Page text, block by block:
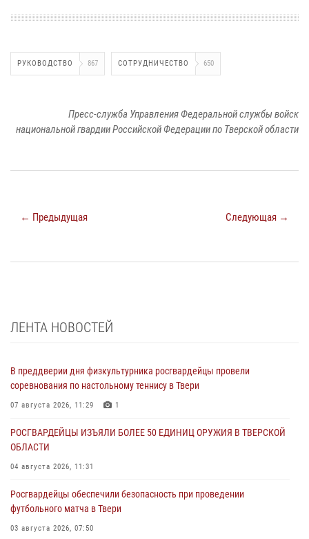
РУКОВОДСТВО 867 СОТРУДНИЧЕСТВО 650
Пресс-служба Управления Федеральной службы войск
национальной гвардии Российской Федерации по Тверской области
← Предыдущая Следующая →
ЛЕНТА НОВОСТЕЙ
В преддверии дня физкультурника росгвардейцы провели
соревнования по настольному теннису в Твери
07 августа 2026, 11:29 1
РОСГВАРДЕЙЦЫ ИЗЪЯЛИ БОЛЕЕ 50 ЕДИНИЦ ОРУЖИЯ В ТВЕРСКОЙ
ОБЛАСТИ
04 августа 2026, 11:31
Росгвардейцы обеспечили безопасность при проведении
футбольного матча в Твери
03 августа 2026, 07:50